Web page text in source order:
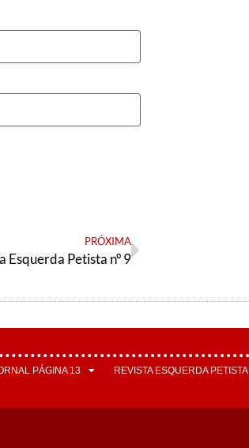
PRÓXIMA
Esquerda Petista nº 9
PÁGINA 13 REVISTA ESQUERDA PETISTA